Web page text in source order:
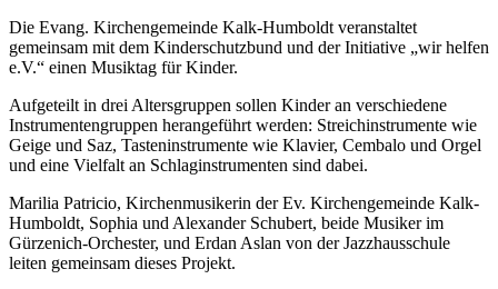
Die Evang. Kirchengemeinde Kalk-Humboldt veranstaltet
gemeinsam mit dem Kinderschutzbund und der Initiative „wir helfen
e.V.“ einen Musiktag für Kinder.
Aufgeteilt in drei Altersgruppen sollen Kinder an verschiedene
Instrumentengruppen herangeführt werden: Streichinstrumente wie
Geige und Saz, Tasteninstrumente wie Klavier, Cembalo und Orgel
und eine Vielfalt an Schlaginstrumenten sind dabei.
Marilia Patricio, Kirchenmusikerin der Ev. Kirchengemeinde Kalk-
Humboldt, Sophia und Alexander Schubert, beide Musiker im
Gürzenich-Orchester, und Erdan Aslan von der Jazzhausschule
leiten gemeinsam dieses Projekt.